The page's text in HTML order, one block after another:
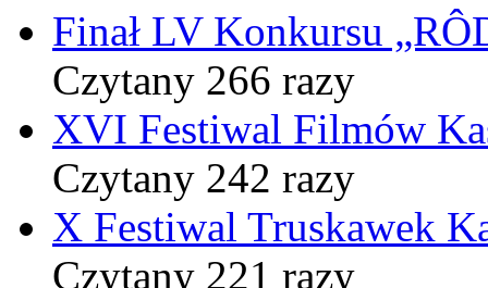
Finał LV Konkursu
Czytany 266 razy
XVI Festiwal Filmów
Czytany 242 razy
X Festiwal Truskawek
Czytany 221 razy